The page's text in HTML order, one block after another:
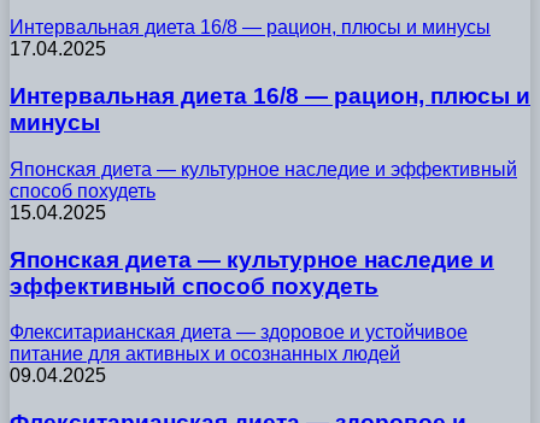
Интервальная диета 16/8 — рацион, плюсы и минусы
17.04.2025
Интервальная диета 16/8 — рацион, плюсы и
минусы
Японская диета — культурное наследие и эффективный
способ похудеть
15.04.2025
Японская диета — культурное наследие и
эффективный способ похудеть
Флекситарианская диета — здоровое и устойчивое
питание для активных и осознанных людей
09.04.2025